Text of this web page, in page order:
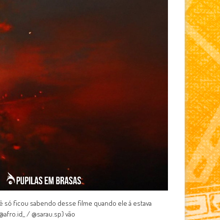
só ficou sabendo desse filme quando ele á estava
/ @sarau.sp) vão